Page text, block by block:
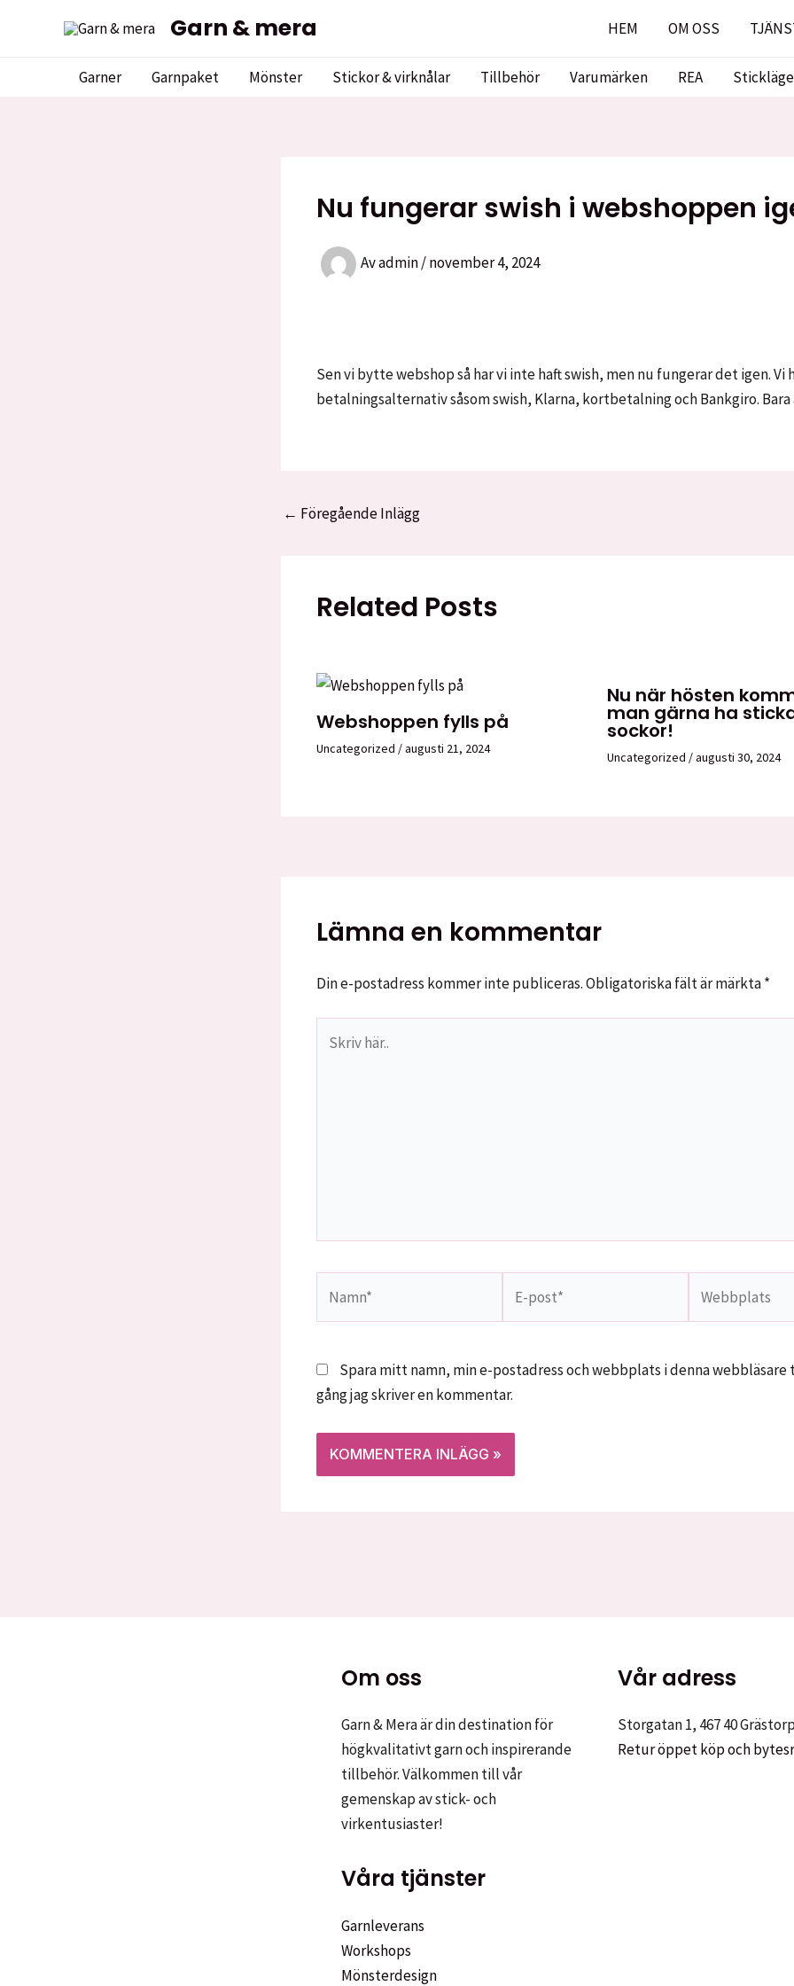
Garn & mera HEM OM OSS
Garner Garnpaket Mönster Stickor & virknålar Tillbehör Varumärken REA
Nu fungerar swish i webshoppen
Avadmin/november 4, 2024
Sen vi bytte webshop så har vi inte haft swish, men nu fungerar det igen. Vi
betalningsalternativ såsom swish, Klarna, kortbetalning och Bankgiro.
Inläggsnavigering
← Föregående Inlägg
Related Posts
Webshoppen fylls på
Uncategorized /augusti 21, 2024
Nu när hösten
man gärna ha
sockor!
Uncategorized /augusti 30, 2024
Lämna en kommentar
Din e-postadress kommer inte publiceras.Obligatoriska fält är märkta*
här..
post*
Spara mitt namn, min e-postadress och webbplats i denna webbläsare
gång jag skriver en kommentar.
Om oss
Garn & Mera är din destination för
högkvalitativt garn och inspirerande
tillbehör. Välkommen till vår
gemenskap av stick- och
virkentusiaster!
Våra tjänster
Garnleverans
Workshops
Mönsterdesign
Vår adress
Storgatan 1, 467 40 Grästorp
Retur öppet köp och